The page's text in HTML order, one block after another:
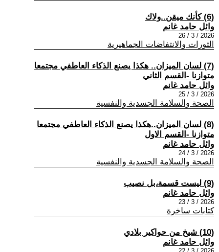
(6) كأنك ميقن..ولاك
وائل حامد غانم
2026 / 3 / 26
الثورات والانتفاضات الجماهيرية
(7) لسان الميزان.. هكذا يصنع الذكاء العاطفي مجتمعا
متوازنا -القسم الثاني
وائل حامد غانم
2026 / 3 / 25
الصحة والسلامة الجسدية والنفسية
(8) لسان الميزان..هكذا يصنع الذكاء العاطفي مجتمعا
متوازنا -القسم الاول
وائل حامد غانم
2026 / 3 / 24
الصحة والسلامة الجسدية والنفسية
(9) ليست قسمة،بل نصيب
وائل حامد غانم
2026 / 3 / 23
كتابات ساخرة
(10) شيخ من حواكير بلادي
وائل حامد غانم